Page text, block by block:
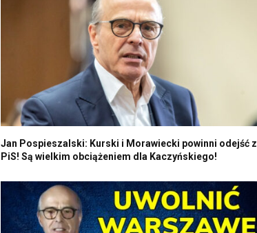
Jan Pospieszalski: Kurski i Morawiecki powinni odejść z
PiS! Są wielkim obciążeniem dla Kaczyńskiego!